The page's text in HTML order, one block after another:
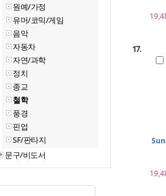
원예/가정
유머/코믹/게임
음악
자동차
자연/과학
정치
종교
철학
풍경
핀업
SF/판타지
문구/비도서
17.